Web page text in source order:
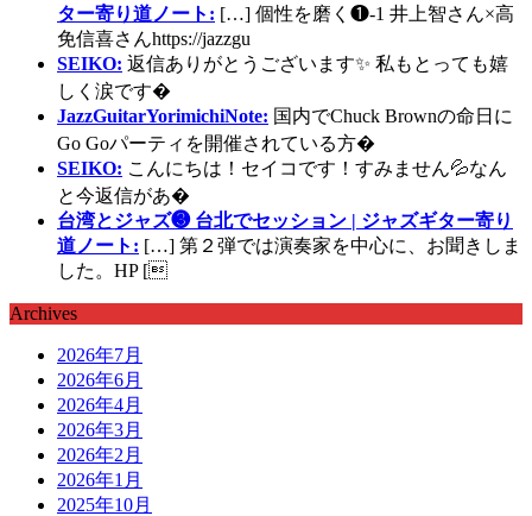
ター寄り道ノート: […] 個性を磨く❶-1 井上智さん×高
免信喜さんhttps://jazzgu
SEIKO: 返信ありがとうございます✨ 私もとっても嬉
しく涙です�
JazzGuitarYorimichiNote: 国内でChuck Brownの命日に
Go Goパーティを開催されている方�
SEIKO: こんにちは！セイコです！すみません💦なん
と今返信があ�
台湾とジャズ❸ 台北でセッション | ジャズギター寄り
道ノート: […] 第２弾では演奏家を中心に、お聞きしま
した。HP [
Archives
2026年7月
2026年6月
2026年4月
2026年3月
2026年2月
2026年1月
2025年10月